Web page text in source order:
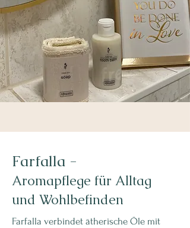
Farfalla -
Aromapflege für Alltag
und Wohlbefinden
Farfalla verbindet ätherische Öle mit